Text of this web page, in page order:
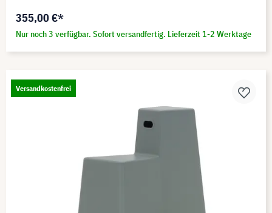
355,00 €*
Nur noch 3 verfügbar. Sofort versandfertig. Lieferzeit 1-2 Werktage
Versandkostenfrei